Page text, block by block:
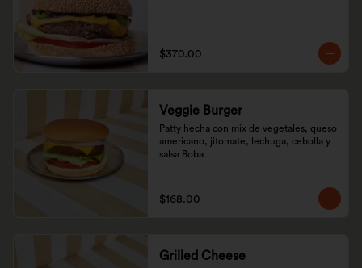
$370.00
Veggie Burger
Patty hecha con mix de vegetales, queso
americano, jitomate, lechuga, cebolla y
salsa Boba
$168.00
Grilled Cheese